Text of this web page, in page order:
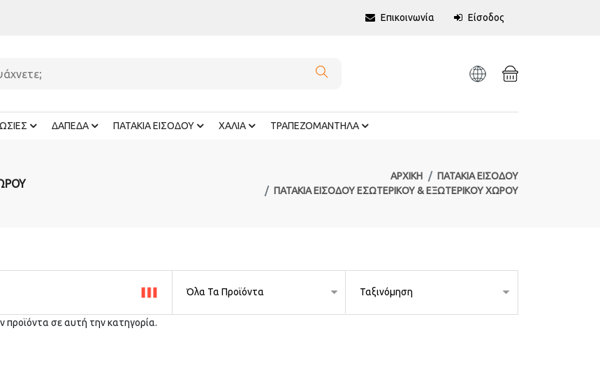
Επικοινωνία Είσοδος
ΔΑΠΕΔΑ ΠΑΤΑΚΙΑ ΕΙΣΟΔΟΥ ΧΑΛΙΑ ΤΡΑΠΕΖΟΜΑΝΤΗΛΑ
ΑΡΧΙΚΉ
ΠΑΤΑΚΙΑ ΕΙΣΟΔΟΥ
ΠΑΤΑΚΙΑ ΕΙΣΟΔΟΥ ΕΣΩΤΕΡΙΚΟΥ & ΕΞΩΤΕΡΙΚΟΥ ΧΩΡΟΥ
προϊόντα σε αυτή την κατηγορία.